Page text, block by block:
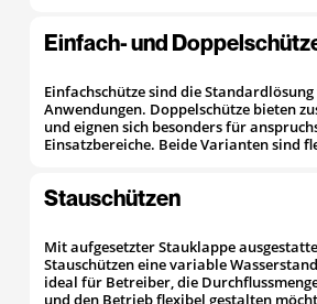
Einfach- und
Einfachschütze sind die
Anwendungen. Doppelschütze bieten
und eignen sich besonders für
Einsatzbereiche. Beide Varianten sind
Stauschützen
Mit aufgesetzter Stauklappe
Stauschützen eine variable
ideal für Betreiber, die
und den Betrieb flexibel gestalten